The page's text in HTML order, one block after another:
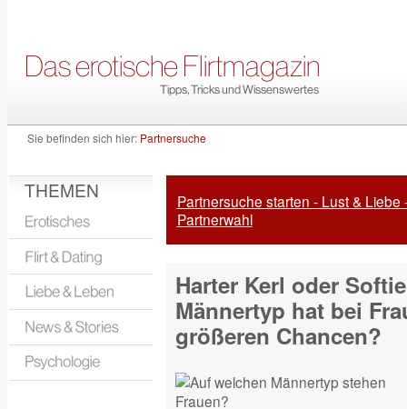
Sie befinden sich hier: Partnersuche
THEMEN
Partnersuche starten - Lust & Liebe
Partnerwahl
Harter Kerl oder
Männertyp hat bei
größeren Chancen?